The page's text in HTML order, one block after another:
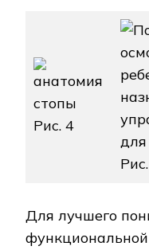
Рис. 4
Для лучшего